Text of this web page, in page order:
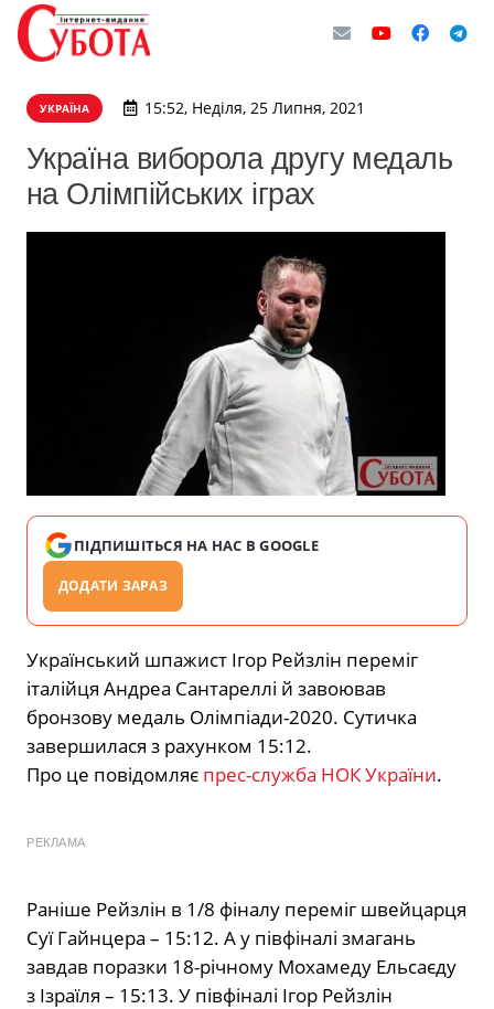
УКРАЇНА 15:52, Неділя, 25 Липня, 2021
Україна виборола другу медаль
на Олімпійських іграх
ПІДПИШІТЬСЯ НА НАС В GOOGLE
ДОДАТИ ЗАРАЗ
Український шпажист Ігор Рейзлiн переміг
італійця Андреа Сантареллі й завоював
бронзову медаль Олімпіади-2020. Сутичка
завершилася з рахунком 15:12.
Про це повідомляє прес-служба НОК України.
РЕКЛАМА
Раніше Рейзлін в 1/8 фіналу переміг швейцарця
Суї Гайнцера – 15:12. А у півфіналі змагань
завдав поразки 18-річному Мохамеду Ельсаєду
з Ізраїля – 15:13. У півфіналі Ігор Рейзлін